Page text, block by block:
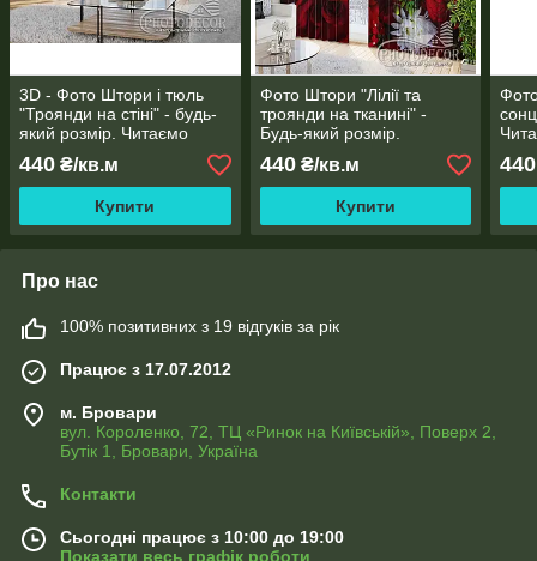
3D - Фото Штори і тюль
"Троянди на стіні" - будь-
який розмір. Читаємо
опис!
440 ₴/кв.м
Купити
Фото Штори "Лілії та
троянди на тканині" -
Будь-який розмір.
Читаємо опис!
440₴/кв.м
Купити
440
Про нас
100% позитивних з 19 відгуків за рік
Працює з 17.07.2012
м. Бровари
вул. Короленко, 72, ТЦ «Ринок на Київській», Поверх 2,
Бутік 1, Бровари, Україна
Контакти
Сьогодні працює з 10:00 до 19:00
Показати весь графік роботи